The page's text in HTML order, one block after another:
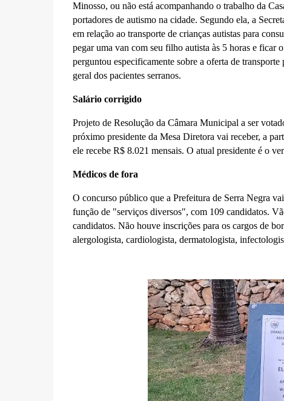
Minosso, ou não está acompanhando o trabalho da
portadores de autismo na cidade. Segundo ela, a
em relação ao transporte de crianças autistas para
pegar uma van com seu filho autista às 5 horas e ficar
perguntou especificamente sobre a oferta de
geral dos pacientes serranos.
Salário corrigido
Projeto de Resolução da Câmara Municipal a ser
próximo presidente da Mesa Diretora vai receber, a
ele recebe R$ 8.021 mensais. O atual presidente é o
Médicos de fora
O concurso público que a Prefeitura de Serra Negra
função de "serviços diversos", com 109 candidatos.
candidatos. Não houve inscrições para os cargos de
alergologista, cardiologista, dermatologista,